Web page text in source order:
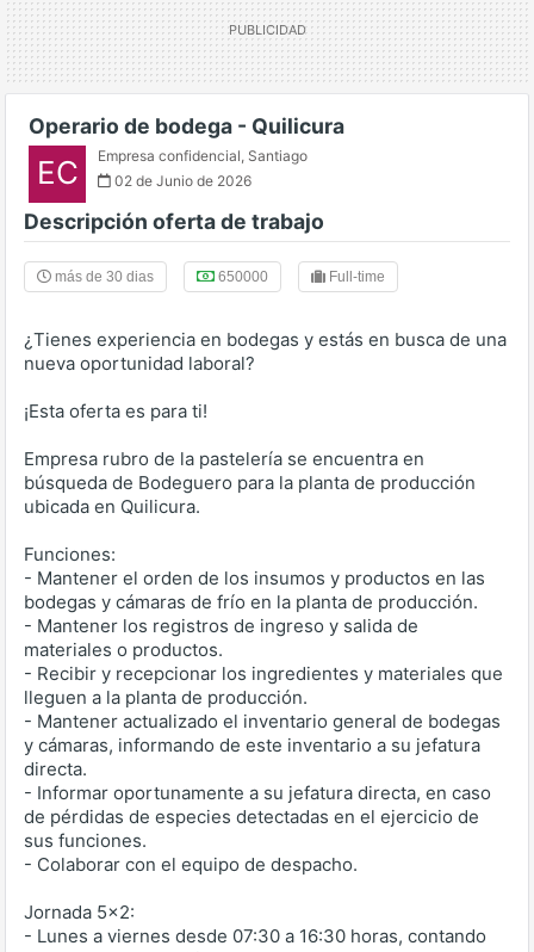
Operario de bodega - Quilicura
EC Empresa confidencial, Santiago
02 de Junio de 2026
Descripción oferta de trabajo
más de 30 dias 650000 Full-time
¿Tienes experiencia en bodegas y estás en busca de una
nueva oportunidad laboral?
¡Esta oferta es para ti!
Empresa rubro de la pastelería se encuentra en
búsqueda de Bodeguero para la planta de producción
ubicada en Quilicura.
Funciones:
- Mantener el orden de los insumos y productos en las
bodegas y cámaras de frío en la planta de producción.
- Mantener los registros de ingreso y salida de
materiales o productos.
- Recibir y recepcionar los ingredientes y materiales que
lleguen a la planta de producción.
- Mantener actualizado el inventario general de bodegas
y cámaras, informando de este inventario a su jefatura
directa.
- Informar oportunamente a su jefatura directa, en caso
de pérdidas de especies detectadas en el ejercicio de
sus funciones.
- Colaborar con el equipo de despacho.
Jornada 5x2:
- Lunes a viernes desde 07:30 a 16:30 horas, contando